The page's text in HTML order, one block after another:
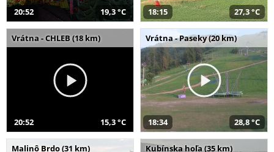
20:52 19,3 °C 18:15 27,3 °C
Vrátna - CHLEB (18 km)
20:52 15,3 °C
Vrátna - Paseky (20 km)
18:34 28,8 °C
Malinô Brdo (31 km) Kubínska hoľa (35 km)